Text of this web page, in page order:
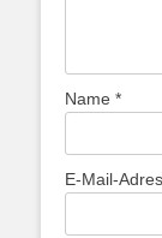
Name *
E-Mail-